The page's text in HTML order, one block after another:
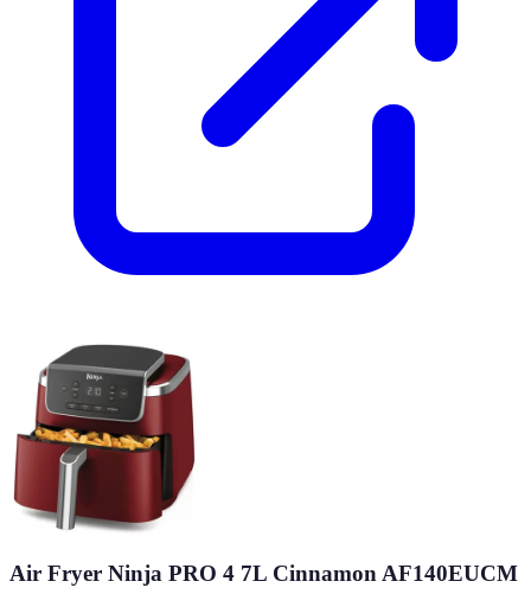
Air Fryer Ninja PRO 4 7L Cinnamon AF140EUCM